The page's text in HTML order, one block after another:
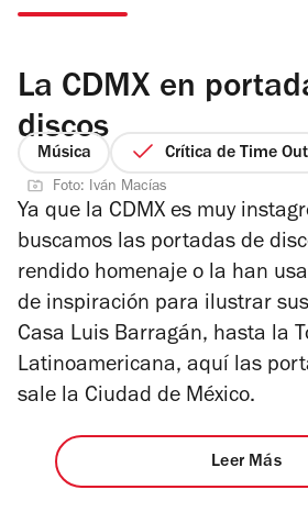
La CDMX en
discos
Música Crítica de Time Out
Foto: Iván Macías
Ya que la CDMX es muy
buscamos las portadas de
rendido homenaje o la han
de inspiración para ilustrar
Casa Luis Barragán, hasta la
Latinoamericana, aquí las
sale la Ciudad de México.
Leer Más